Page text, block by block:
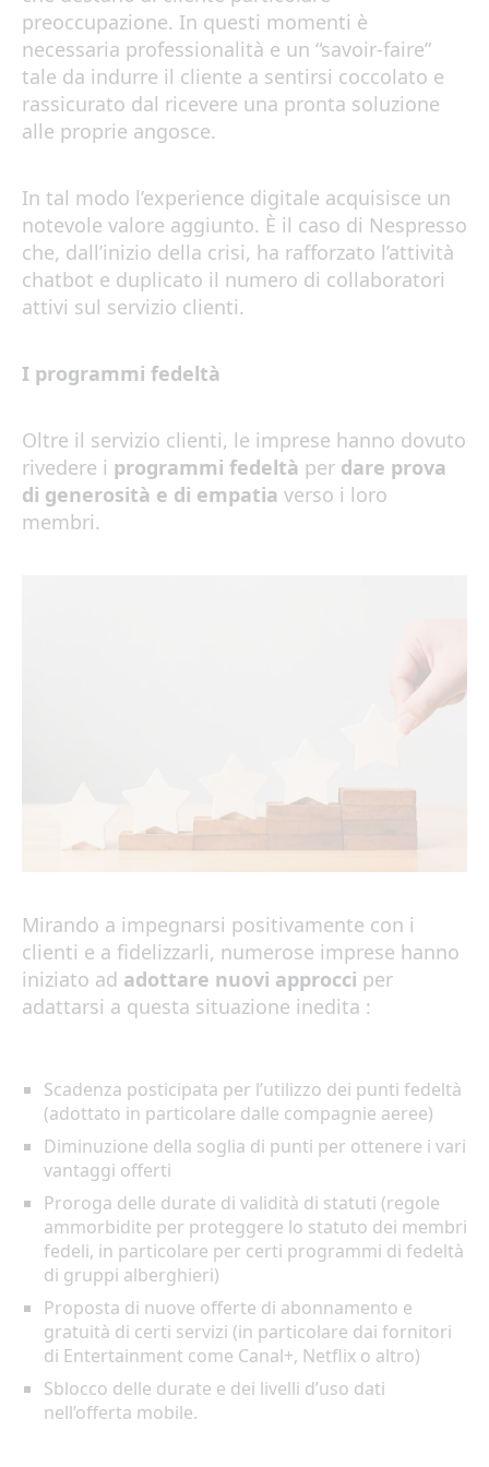
preoccupazione. In questi momenti è
necessaria professionalità e un “savoir-faire”
tale da indurre il cliente a sentirsi coccolato e
rassicurato dal ricevere una pronta soluzione
alle proprie angosce.
In tal modo l’experience digitale acquisisce un
notevole valore aggiunto. È il caso di Nespresso
che, dall’inizio della crisi, ha rafforzato l’attività
chatbot e duplicato il numero di collaboratori
attivi sul servizio clienti.
I programmi fedeltà
Oltre il servizio clienti, le imprese hanno dovuto
rivedere i programmi fedeltà per dare prova
di generosità e di empatia verso i loro
membri.
Mirando a impegnarsi positivamente con i
clienti e a fidelizzarli, numerose imprese hanno
iniziato ad adottare nuovi approcci per
adattarsi a questa situazione inedita :
Scadenza posticipata per l’utilizzo dei punti fedeltà
(adottato in particolare dalle compagnie aeree)
Diminuzione della soglia di punti per ottenere i vari
vantaggi offerti
Proroga delle durate di validità di statuti (regole
ammorbidite per proteggere lo statuto dei membri
fedeli, in particolare per certi programmi di fedeltà
di gruppi alberghieri)
Proposta di nuove offerte di abonnamento e
gratuità di certi servizi (in particolare dai fornitori
di Entertainment come Canal+, Netflix o altro)
Sblocco delle durate e dei livelli d’uso dati
nell’offerta mobile.